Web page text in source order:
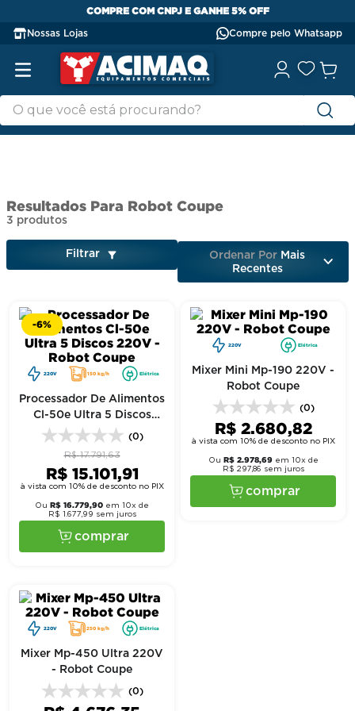
COMPRE COM CNPJ E GANHE 5% OFF
Nossas Lojas Compre pelo Whatsapp
3 produtos
Robot Coupe
Filtrar Ordenar Por Mais
Recentes
-6%
220V 150 kg/h Elétrica
Processador De Alimentos
Cl-50e Ultra 5 Discos
220V - Robot Coupe
(0)
R$ 17.791,63
R$ 15.101,91
à vista com 10% de desconto no PIX
Ou R$ 16.779,90 em 10x de
R$ 1 .677,99 sem juros
comprar
220V Elétrica
Mixer Mini Mp-190 220V -
Robot Coupe
(0)
R$ 2.680,82
à vista com 10% de desconto no PIX
Ou R$ 2.978,69em 10x de
R$ 297,86 sem juros
comprar
220V 250 kg/h Elétrica
Mixer Mp-450 Ultra 220V
- Robot Coupe
(0)